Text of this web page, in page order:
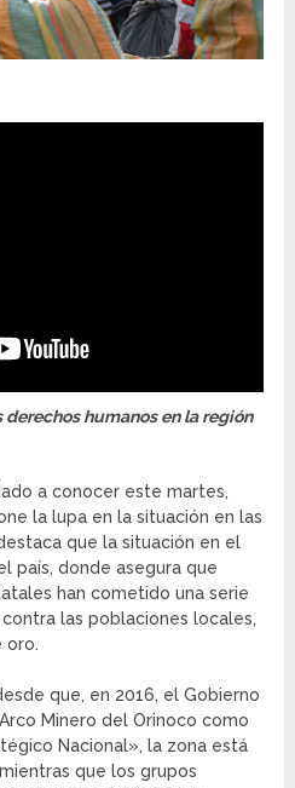
humanos en la región
a conocer este martes,
la lupa en la situación en las
que la situación en el
país, donde asegura que
han cometido una serie
las poblaciones locales,
oro.
que, en 2016, el Gobierno
Minero del Orinoco como
Nacional», la zona está
que los grupos